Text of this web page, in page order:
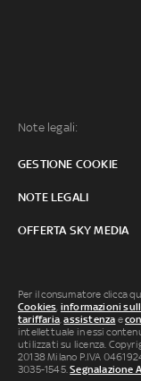
Note legali:
GESTIONE COOKIE
NOTE LEGALI
OFFERTA SKY MEDIA
Per il consumatore clicca
Cookies, informazioni
tariffaria,assistenza e
intellettuale in essi
utilizzati su licenza.
20138 Milano P.IVA
3035-1545.Segnalazione